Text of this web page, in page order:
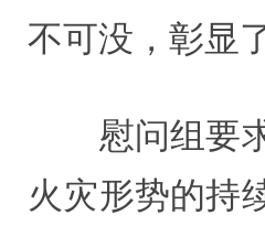
不可没，彰显
慰问组要求
火灾形势的持